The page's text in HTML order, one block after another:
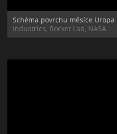
Schéma povrchu měsíce Uropa
Industries, Rocket Lab, NASA